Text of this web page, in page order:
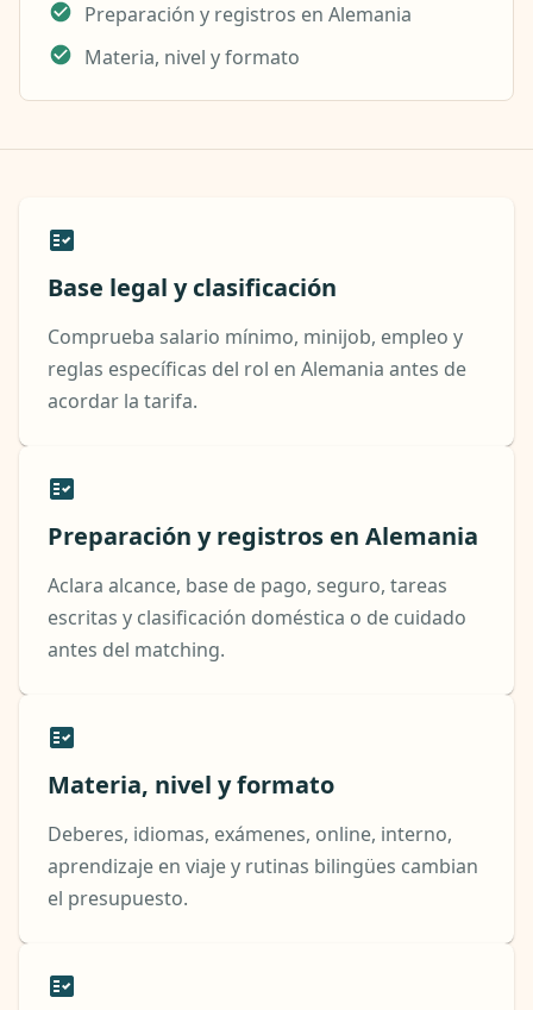
Preparación y registros en Alemania
Materia, nivel y formato
Base legal y clasificación
Comprueba salario mínimo, minijob, empleo y
reglas específicas del rol en Alemania antes de
acordar la tarifa.
Preparación y registros en Alemania
Aclara alcance, base de pago, seguro, tareas
escritas y clasificación doméstica o de cuidado
antes del matching.
Materia, nivel y formato
Deberes, idiomas, exámenes, online, interno,
aprendizaje en viaje y rutinas bilingües cambian
el presupuesto.